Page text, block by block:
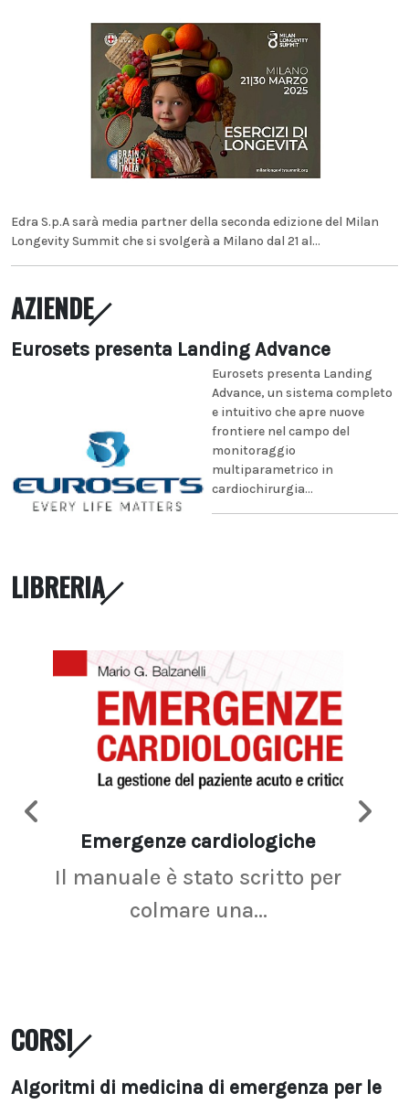
Edra S.p.A sarà media partner della seconda edizione del Milan
Longevity Summit che si svolgerà a Milano dal 21 al...
AZIENDE
Eurosets presenta Landing Advance
Eurosets presenta Landing
Advance, un sistema completo
e intuitivo che apre nuove
frontiere nel campo del
monitoraggio
multiparametrico in
cardiochirurgia...
LIBRERIA
Emergenze cardiologiche
Il manuale è stato scritto per
colmare una...
CORSI
Algoritmi di medicina di emergenza per le